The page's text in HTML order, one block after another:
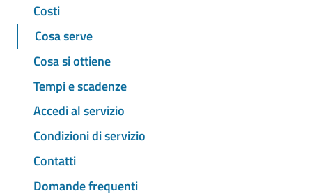
Costi
Cosa serve
Cosa si ottiene
Tempi e scadenze
Accedi al servizio
Condizioni di servizio
Contatti
Domande frequenti